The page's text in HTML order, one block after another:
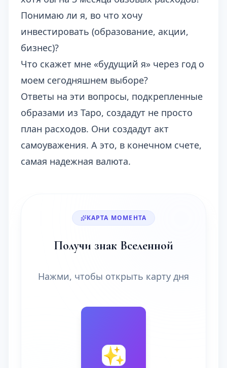
Понимаю ли я, во что хочу
инвестировать (образование, акции,
бизнес)?
Что скажет мне «будущий я» через год о
моем сегодняшнем выборе?
Ответы на эти вопросы, подкрепленные
образами из Таро, создадут не просто
план расходов. Они создадут акт
самоуважения. А это, в конечном счете,
самая надежная валюта.
КАРТА МОМЕНТА
Получи знак Вселенной
Нажми, чтобы открыть карту дня
🔮
✨